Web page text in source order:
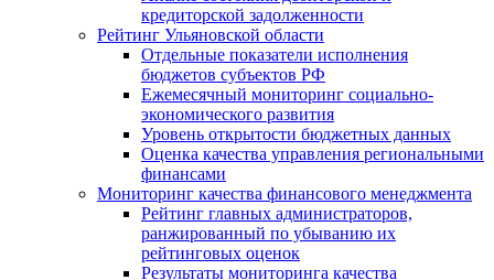
кредиторской задолженности
Рейтинг Ульяновской области
Отдельные показатели исполнения
бюджетов субъектов РФ
Ежемесячный мониторинг социально-
экономического развития
Уровень открытости бюджетных данных
Оценка качества управления региональными
финансами
Мониторинг качества финансового менеджмента
Рейтинг главных администраторов,
ранжированный по убыванию их
рейтинговых оценок
Результаты мониторинга качества